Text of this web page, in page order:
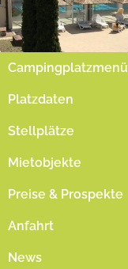
Campingplatzmenü
Platzdaten
Stellplätze
Mietobjekte
Preise & Prospekte
Anfahrt
News